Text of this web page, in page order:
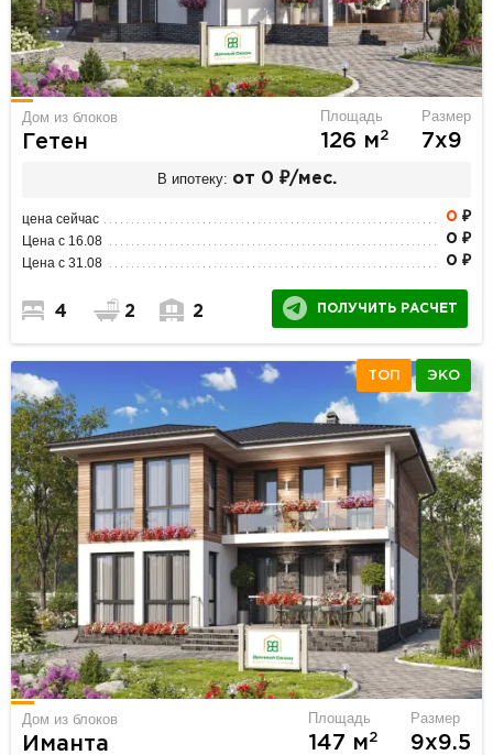
Дом из блоков
Гетен
Площадь
126 м2
Размер
7х9
В ипотеку: от 0 ₽/мес.
цена сейчас 0 ₽
Цена с 16.08 0 ₽
Цена с 31.08 0 ₽
4 2 2 ПОЛУЧИТЬ РАСЧЕТ
ТОП ЭКО
Дом из блоков
Иманта
Площадь
147 м2
Размер
9х9.5